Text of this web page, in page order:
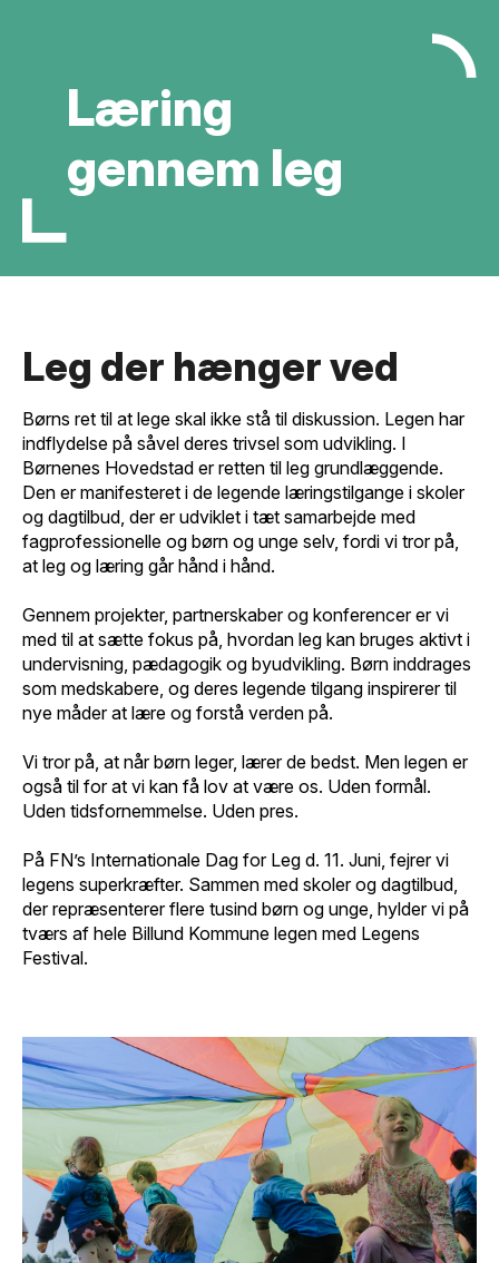
Læring
gennem leg
Leg der hænger ved
Børns ret til at lege skal ikke stå til diskussion. Legen har
indflydelse på såvel deres trivsel som udvikling. I
Børnenes Hovedstad er retten til leg grundlæggende.
Den er manifesteret i de legende læringstilgange i skoler
og dagtilbud, der er udviklet i tæt samarbejde med
fagprofessionelle og børn og unge selv, fordi vi tror på,
at leg og læring går hånd i hånd.
Gennem projekter, partnerskaber og konferencer er vi
med til at sætte fokus på, hvordan leg kan bruges aktivt i
undervisning, pædagogik og byudvikling. Børn inddrages
som medskabere, og deres legende tilgang inspirerer til
nye måder at lære og forstå verden på.
Vi tror på, at når børn leger, lærer de bedst. Men legen er
også til for at vi kan få lov at være os. Uden formål.
Uden tidsfornemmelse. Uden pres.
På FN’s Internationale Dag for Leg d. 11. Juni, fejrer vi
legens superkræfter. Sammen med skoler og dagtilbud,
der repræsenterer flere tusind børn og unge, hylder vi på
tværs af hele Billund Kommune legen med Legens
Festival.